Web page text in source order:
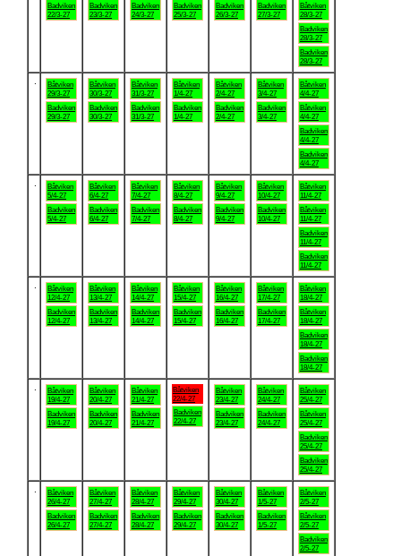
Badviken
22/3-27
Badviken
23/3-27
Badviken
24/3-27
Badviken
25/3-27
Badviken
26/3-27
Badviken
27/3-27
Båtviken
28/3-27
Badviken
28/3-27
Badviken
28/3-27
Båtviken
29/3-27
Badviken
29/3-27
Båtviken
30/3-27
Badviken
30/3-27
Båtviken
31/3-27
Badviken
31/3-27
Båtviken
1/4-27
Badviken
1/4-27
Båtviken
2/4-27
Badviken
2/4-27
Båtviken
3/4-27
Badviken
3/4-27
Båtviken
4/4-27
Båtviken
4/4-27
Badviken
4/4-27
Badviken
4/4-27
Båtviken
5/4-27
Badviken
5/4-27
Båtviken
6/4-27
Badviken
6/4-27
Båtviken
7/4-27
Badviken
7/4-27
Båtviken
8/4-27
Badviken
8/4-27
Båtviken
9/4-27
Badviken
9/4-27
Båtviken
10/4-27
Badviken
10/4-27
Båtviken
11/4-27
Båtviken
11/4-27
Badviken
11/4-27
Badviken
11/4-27
Båtviken
12/4-27
Badviken
12/4-27
Båtviken
13/4-27
Badviken
13/4-27
Båtviken
14/4-27
Badviken
14/4-27
Båtviken
15/4-27
Badviken
15/4-27
Båtviken
16/4-27
Badviken
16/4-27
Båtviken
17/4-27
Badviken
17/4-27
Båtviken
18/4-27
Båtviken
18/4-27
Badviken
18/4-27
Badviken
18/4-27
Båtviken
19/4-27
Badviken
19/4-27
Båtviken
20/4-27
Badviken
20/4-27
Båtviken
21/4-27
Badviken
21/4-27
Båtviken
22/4-27
Badviken
22/4-27
Båtviken
23/4-27
Badviken
23/4-27
Båtviken
24/4-27
Badviken
24/4-27
Båtviken
25/4-27
Båtviken
25/4-27
Badviken
25/4-27
Badviken
25/4-27
Båtviken
26/4-27
Badviken
26/4-27
Båtviken
27/4-27
Badviken
27/4-27
Båtviken
28/4-27
Badviken
28/4-27
Båtviken
29/4-27
Badviken
29/4-27
Båtviken
30/4-27
Badviken
30/4-27
Båtviken
1/5-27
Badviken
1/5-27
Båtviken
2/5-27
Båtviken
2/5-27
Badviken
2/5-27